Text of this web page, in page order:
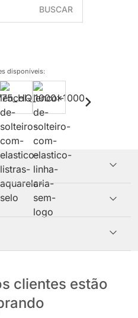
BUSCAR
disponíveis:
clientes estão